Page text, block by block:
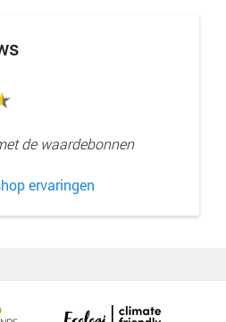
de waardebonnen
ervaringen